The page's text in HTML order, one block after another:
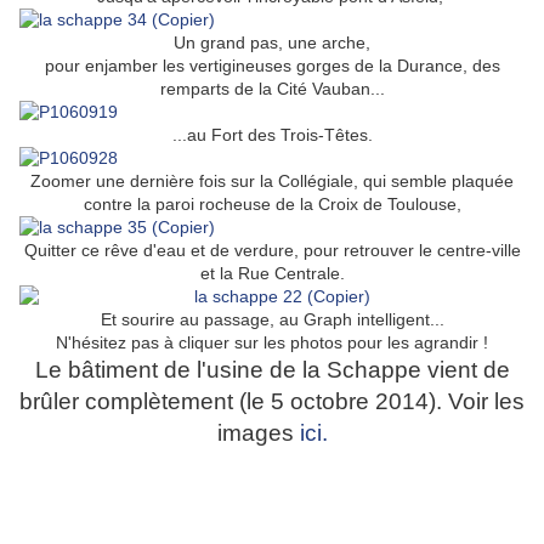
Un grand pas, une arche,
pour enjamber les vertigineuses gorges de la Durance, des
remparts de la Cité Vauban...
...au Fort des Trois-Têtes.
Zoomer une dernière fois sur la Collégiale, qui semble plaquée
contre la paroi rocheuse de la Croix de Toulouse,
Quitter ce rêve d'eau et de verdure, pour retrouver le centre-ville
et la Rue Centrale.
Et sourire au passage, au Graph intelligent...
N'hésitez pas à cliquer sur les photos pour les agrandir !
Le bâtiment de l'usine de la Schappe vient de
brûler complètement (le 5 octobre 2014). Voir les
images ici.